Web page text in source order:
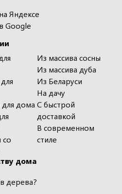
дома
со
Из массива сосны
Из массива дуба
Из Беларуси
На дачу
С быстрой
доставкой
В современном
стиле
Яндексе
Google
дома
дерева?